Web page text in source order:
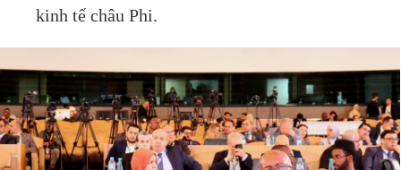
kinh tế châu Phi.